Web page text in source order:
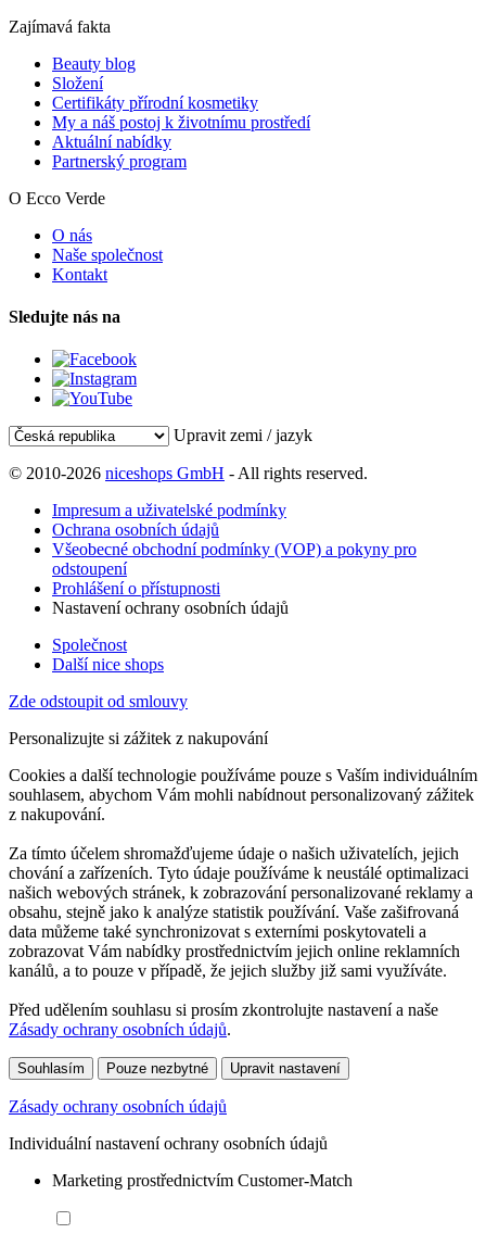
Zajímavá fakta
Beauty blog
Složení
Certifikáty přírodní kosmetiky
My a náš postoj k životnímu prostředí
Aktuální nabídky
Partnerský program
O Ecco Verde
O nás
Naše společnost
Kontakt
Sledujte nás na
Upravit zemi / jazyk
© 2010-2026 niceshops GmbH - All rights reserved.
Impresum a uživatelské podmínky
Ochrana osobních údajů
Všeobecné obchodní podmínky (VOP) a pokyny pro
odstoupení
Prohlášení o přístupnosti
Nastavení ochrany osobních údajů
Společnost
Další nice shops
Zde odstoupit od smlouvy
Personalizujte si zážitek z nakupování
Cookies a další technologie používáme pouze s Vaším individuálním
souhlasem, abychom Vám mohli nabídnout personalizovaný zážitek
z nakupování.
Za tímto účelem shromažďujeme údaje o našich uživatelích, jejich
chování a zařízeních. Tyto údaje používáme k neustálé optimalizaci
našich webových stránek, k zobrazování personalizované reklamy a
obsahu, stejně jako k analýze statistik používání. Vaše zašifrovaná
data můžeme také synchronizovat s externími poskytovateli a
zobrazovat Vám nabídky prostřednictvím jejich online reklamních
kanálů, a to pouze v případě, že jejich služby již sami využíváte.
Před udělením souhlasu si prosím zkontrolujte nastavení a naše
Zásady ochrany osobních údajů.
Souhlasím Pouze nezbytné Upravit nastavení
Zásady ochrany osobních údajů
Individuální nastavení ochrany osobních údajů
Marketing prostřednictvím Customer-Match